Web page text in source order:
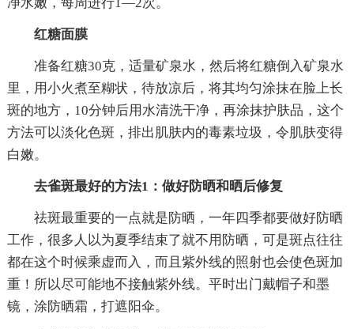
红糖面膜
准备红糖30克，适量矿泉水，然后将红糖倒入矿泉水
里，用小火煮至糊状，待放凉后，将其均匀涂抹在脸上长
斑的地方，10分钟后用水清洗干净，再涂抹护肤品，这个
方法可以淡化色斑，排出肌肤内的毒素垃圾，令肌肤变得
白嫩。
去雀斑最好的方法1：做好防晒和晒后修复
祛斑最重要的一点就是防晒，一年四季都要做好防晒
工作，很多人以为夏季结束了就不用防晒，可是斑点往往
都在这个时候乘虚而入，而且紫外线的照射也会使色斑加
重！所以尽可能地不接触紫外线。平时出门戴帽子和墨
镜，涂防晒霜，打遮阳伞。